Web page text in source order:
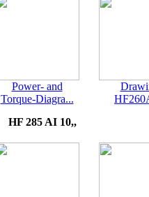
Power- and
Torque-Diagra...
HF 285 AI 10,,